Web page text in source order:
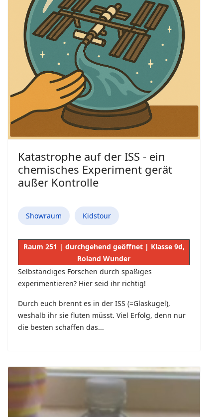
Katastrophe auf der ISS - ein
chemisches Experiment gerät
außer Kontrolle
Showraum Kidstour
Raum 251 | durchgehend geöffnet | Klasse 9d,
Roland Wunder
Selbständiges Forschen durch spaßiges
experimentieren? Hier seid ihr richtig!
Durch euch brennt es in der ISS (=Glaskugel),
weshalb ihr sie fluten müsst. Viel Erfolg, denn nur
die besten schaffen das...